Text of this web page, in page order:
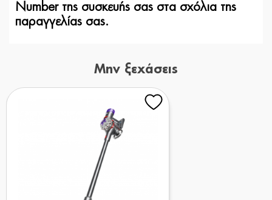
Number της συσκευής σας στα σχόλια της
παραγγελίας σας.
Μην ξεχάσεις